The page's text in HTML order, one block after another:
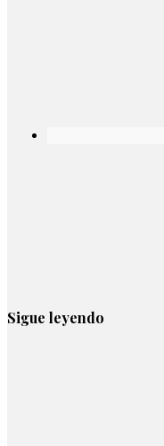
Sigue leyendo